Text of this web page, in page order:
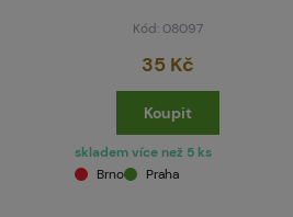
Kód: 08097
35 Kč
Koupit
skladem více než 5 ks
Brno
Praha